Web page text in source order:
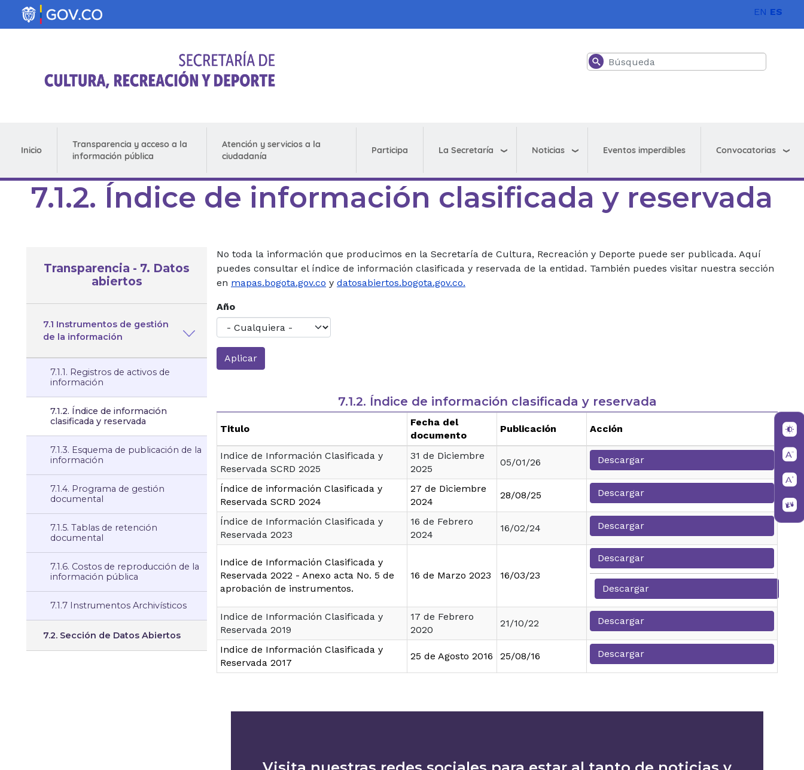
Pasar al contenido principal EN ES
Buscar
Inicio
Transparencia y acceso a la
información pública
Atención y servicios a la
ciudadanía
Participa La Secretaría Noticias Eventos imperdibles Convocatorias
7.1.2. Índice de información clasificada y reservada
Transparencia - 7. Datos
abiertos
7.1 Instrumentos de gestión
de la información
7.1.1. Registros de activos de
información
7.1.2. Índice de información
clasificada y reservada
7.1.3. Esquema de publicación de la
información
7.1.4. Programa de gestión
documental
7.1.5. Tablas de retención
documental
7.1.6. Costos de reproducción de la
información pública
7.1.7 Instrumentos Archivísticos
7.2. Sección de Datos Abiertos
No toda la información que producimos en la Secretaría de Cultura, Recreación y Deporte puede ser publicada. Aquí
puedes consultar el índice de información clasificada y reservada de la entidad. También puedes visitar nuestra sección
en mapas.bogota.gov.co y datosabiertos.bogota.gov.co.
Año
7.1.2. Índice de información clasificada y reservada
Titulo
Fecha del
documento
Publicación Acción
Indice de Información Clasificada y
Reservada SCRD 2025
31 de Diciembre
2025
05/01/26 Descargar
Índice de información Clasificada y
Reservada SCRD 2024
27 de Diciembre
2024
28/08/25 Descargar
Índice de Información Clasificada y
Reservada 2023
16 de Febrero
2024
16/02/24 Descargar
Indice de Información Clasificada y
Reservada 2022 - Anexo acta No. 5 de
aprobación de instrumentos.
16 de Marzo 2023 16/03/23
Descargar
Descargar
Indice de Información Clasificada y
Reservada 2019
17 de Febrero
2020
21/10/22 Descargar
Indice de Información Clasificada y
Reservada 2017
25 de Agosto 2016 25/08/16 Descargar